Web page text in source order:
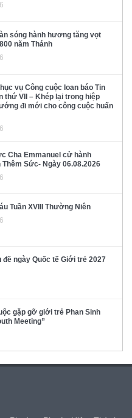
sóng hành hương tăng vọt
năm Thánh
vụ Công cuộc loan báo Tin
thứ VII – Khép lại trong hiệp
đi mới cho công cuộc huấn
Cha Emmanuel cử hành
Sức- Ngày 06.08.2026
Tuần XVIII Thường Niên
đề ngày Quốc tế Giới trẻ 2027
gặp gỡ giới trẻ Phan Sinh
Meeting”